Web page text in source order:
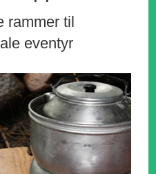
rammer til
eventyr